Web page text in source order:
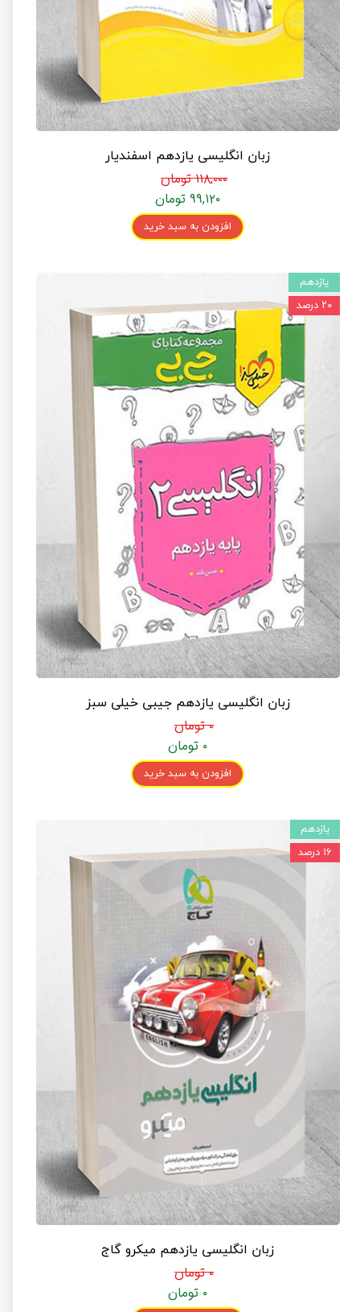
زبان انگلیسی یازدهم اسفندیار
۱۱۸,۰۰۰ تومان
۹۹,۱۲۰ تومان
افزودن به سبد خرید
زبان انگلیسی یازدهم جیبی خیلی سبز
۰ تومان
۰ تومان
افزودن به سبد خرید
یازدهم
۲۰ درصد
زبان انگلیسی یازدهم میکرو گاج
۰ تومان
۰ تومان
یازدهم
۱۶ درصد